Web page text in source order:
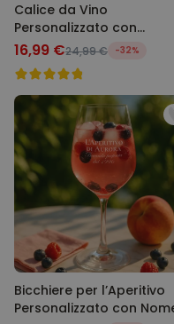
Calice da Vino
Personalizzato con
Monogramma
16,99 €24,99 € -32%
Bicchiere per l’Aperitivo
Personalizzato con